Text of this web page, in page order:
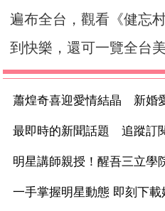
遍布全台，觀看《健忘
到快樂，還可一覽全台
蕭煌奇喜迎愛情結晶 新婚
最即時的新聞話題 追蹤訂
明星講師親授！醒吾三立學
一手掌握明星動態 即刻下載